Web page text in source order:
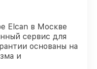
Elcan в Москве
сервис для
основаны на
и